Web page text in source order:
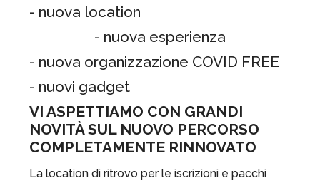
- nuova location
- nuova esperienza
- nuova organizzazione COVID FREE
- nuovi gadget
VI ASPETTIAMO CON GRANDI
NOVITÀ SUL NUOVO PERCORSO
COMPLETAMENTE RINNOVATO
La location di ritrovo per le iscrizioni e pacchi